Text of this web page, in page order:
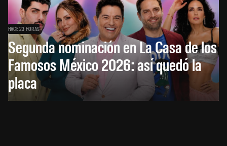
HACE 23 HORAS
Segunda nominación en La Casa de los
Famosos México 2026: así quedó la
placa